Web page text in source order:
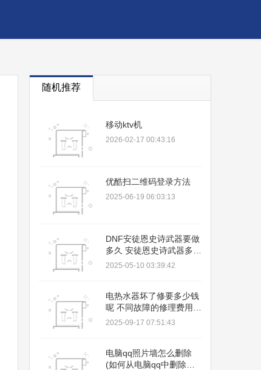
随机推荐
移动ktv机
2026-02-17 00:43:16
优酷扫二维码登录方法
2025-06-19 06:03:13
DNF安徒恩史诗武器要做
多久 安徒恩史诗武器多少
天才能做出来
2025-05-10 03:39:42
电热水器坏了修要多少钱
呢 不同故障的修理费用范
围介绍【详解】
2025-09-17 07:51:43
电脑qq照片墙怎么删除
(如何从电脑qq中删除照